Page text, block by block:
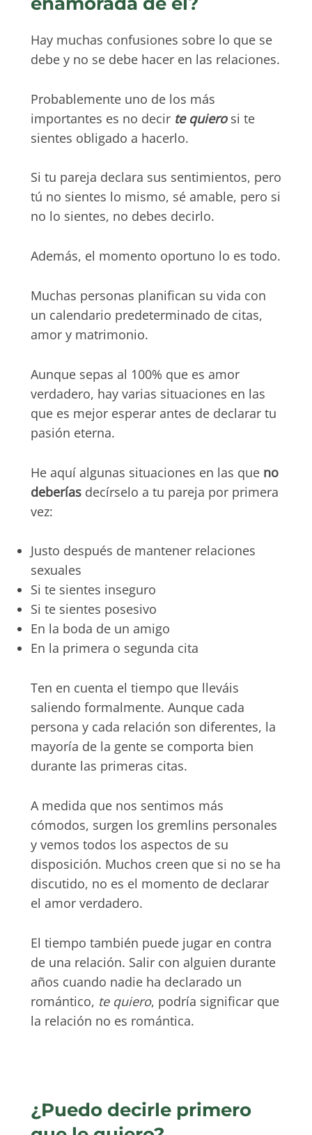
Hay muchas confusiones sobre lo que se
debe y no se debe hacer en las relaciones.
Probablemente uno de los más
importantes es no decir te quierosi te
sientes obligado a hacerlo.
Si tu pareja declara sus sentimientos, pero
tú no sientes lo mismo, sé amable, pero si
no lo sientes, no debes decirlo.
Además, el momento oportuno lo es todo.
Muchas personas planifican su vida con
un calendario predeterminado de citas,
amor y matrimonio.
Aunque sepas al 100% que es amor
verdadero, hay varias situaciones en las
que es mejor esperar antes de declarar tu
pasión eterna.
He aquí algunas situaciones en las que no
deberíasdecírselo a tu pareja por primera
vez:
Justo después de mantener relaciones
sexuales
Si te sientes inseguro
Si te sientes posesivo
En la boda de un amigo
En la primera o segunda cita
Ten en cuenta el tiempo que lleváis
saliendo formalmente. Aunque cada
persona y cada relación son diferentes, la
mayoría de la gente se comporta bien
durante las primeras citas.
A medida que nos sentimos más
cómodos, surgen los gremlins personales
y vemos todos los aspectos de su
disposición. Muchos creen que si no se ha
discutido, no es el momento de declarar
el amor verdadero.
El tiempo también puede jugar en contra
de una relación. Salir con alguien durante
años cuando nadie ha declarado un
romántico, te quiero, podría significar que
la relación no es romántica.
¿Puedo decirle primero